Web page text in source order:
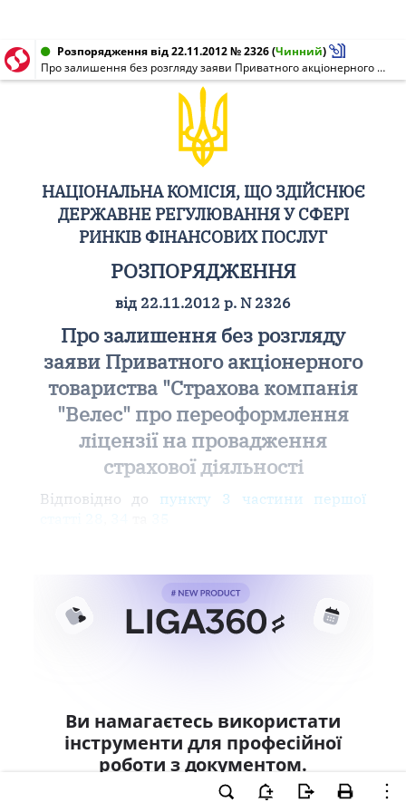
Розпорядження від 22.11.2012 № 2326(Чинний)
Про залишення без розгляду заяви Приватного акціонерного товариства "Страхова компанія "Велес" про переоформлення ліцензії на провадження страхової діяльності
НАЦІОНАЛЬНА КОМІСІЯ, ЩО ЗДІЙСНЮЄ
ДЕРЖАВНЕ РЕГУЛЮВАННЯ У СФЕРІ
РИНКІВ ФІНАНСОВИХ ПОСЛУГ
РОЗПОРЯДЖЕННЯ
від 22.11.2012 р. N 2326
Про залишення без розгляду
заяви Приватного акціонерного
товариства "Страхова компанія
"Велес" про переоформлення
ліцензії на провадження
страхової діяльності
Відповідно до пункту 3 частини першої
Ви намагаєтесь використати
інструменти для професійної
роботи з документом.
Ці можливості доступні тільки користувачам